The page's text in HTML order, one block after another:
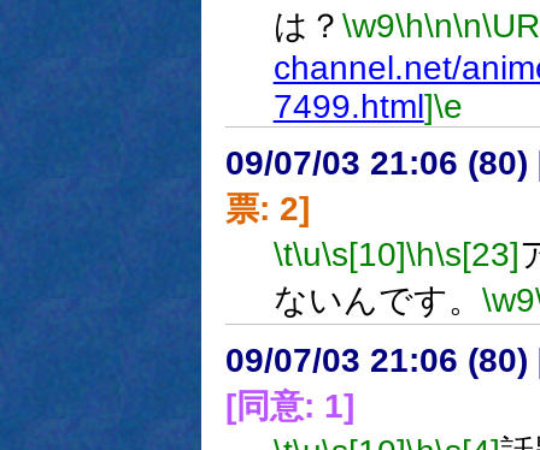
は？ \w9\h\n\n
channel.net/
7499.html]\e
09/07/03 21:06 (80)
票: 2]
\t\u\s[10]\h\s[23]
ないんです。 \w9
09/07/03 21:06 (80)
[同意: 1]